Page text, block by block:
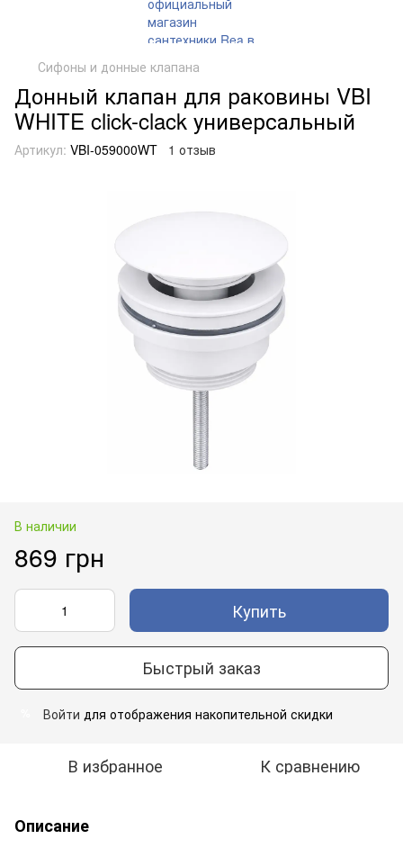
Сифоны и донные клапана
Донный клапан для раковины VBI
WHITE click-clack универсальный
Артикул: VBI-059000WT 1 отзыв
В наличии
869 грн
Купить
Быстрый заказ
Войти для отображения накопительной скидки
В избранное К сравнению
Описание